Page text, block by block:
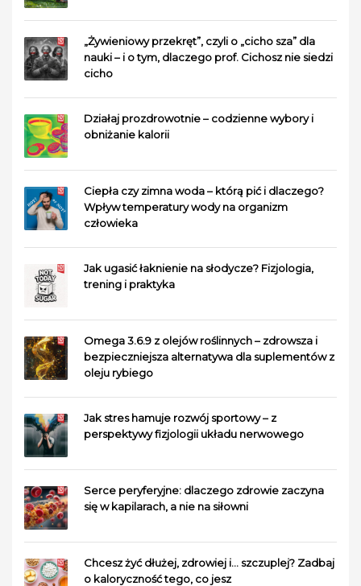
„Żywieniowy przekręt”, czyli o „cicho sza” dla
nauki – i o tym, dlaczego prof. Cichosz nie siedzi
cicho
Działaj prozdrowotnie – codzienne wybory i
obniżanie kalorii
Ciepła czy zimna woda – którą pić i dlaczego?
Wpływ temperatury wody na organizm
człowieka
Jak ugasić łaknienie na słodycze? Fizjologia,
trening i praktyka
Omega 3.6.9 z olejów roślinnych – zdrowsza i
bezpieczniejsza alternatywa dla suplementów z
oleju rybiego
Jak stres hamuje rozwój sportowy – z
perspektywy fizjologii układu nerwowego
Serce peryferyjne: dlaczego zdrowie zaczyna
się w kapilarach, a nie na siłowni
Chcesz żyć dłużej, zdrowiej i… szczuplej? Zadbaj
o kaloryczność tego, co jesz